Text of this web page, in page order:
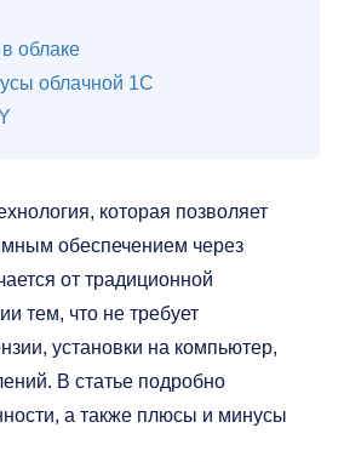
облаке
облачной 1С
которая позволяет
обеспечением через
от традиционной
тем, что не требует
установки на компьютер,
В статье подробно
а также плюсы и минусы